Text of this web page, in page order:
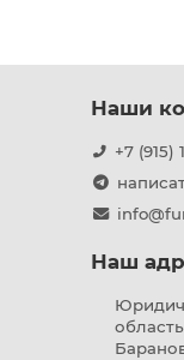
Наши
+7 (915)
Наш